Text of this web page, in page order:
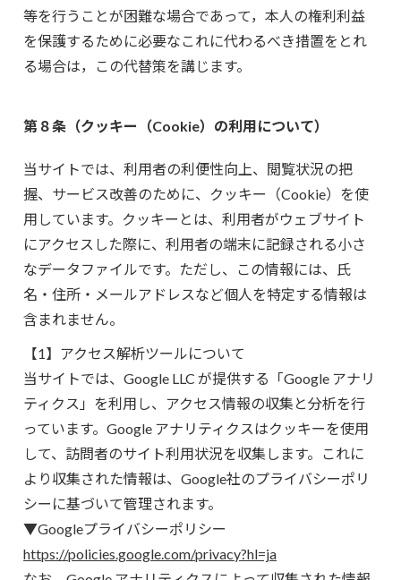
等を行うことが困難な場合であって，本人の権利利益
を保護するために必要なこれに代わるべき措置をとれ
る場合は，この代替策を講じます。
第８条（クッキー（Cookie）の利用について）
当サイトでは、利用者の利便性向上、閲覧状況の把
握、サービス改善のために、クッキー（Cookie）を使
用しています。クッキーとは、利用者がウェブサイト
にアクセスした際に、利用者の端末に記録される小さ
なデータファイルです。ただし、この情報には、氏
名・住所・メールアドレスなど個人を特定する情報は
含まれません。
【1】アクセス解析ツールについて
当サイトでは、Google LLC が提供する「Google アナリ
ティクス」を利用し、アクセス情報の収集と分析を行
っています。Google アナリティクスはクッキーを使用
して、訪問者のサイト利用状況を収集します。これに
より収集された情報は、Google社のプライバシーポリ
シーに基づいて管理されます。
▼Googleプライバシーポリシー
https://policies.google.com/privacy?hl=ja